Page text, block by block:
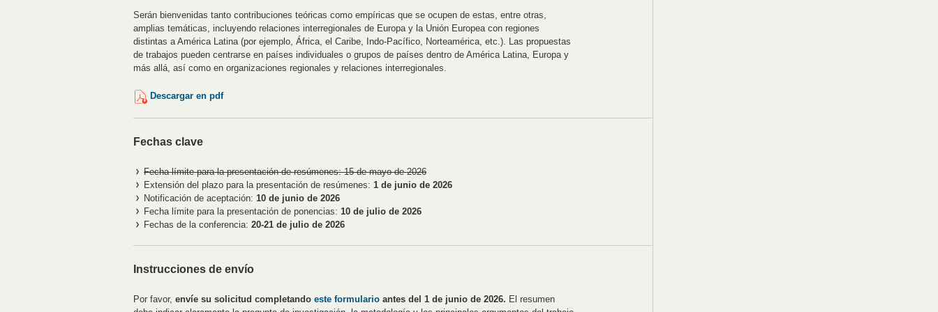
Serán bienvenidas tanto contribuciones teóricas como empíricas que se ocupen de estas, entre otras,
amplias temáticas, incluyendo relaciones interregionales de Europa y la Unión Europea con regiones
distintas a América Latina (por ejemplo, África, el Caribe, Indo-Pacífico, Norteamérica, etc.). Las propuestas
de trabajos pueden centrarse en países individuales o grupos de países dentro de América Latina, Europa y
más allá, así como en organizaciones regionales y relaciones interregionales.
Descargar en pdf
Fechas clave
Fecha límite para la presentación de resúmenes: 15 de mayo de 2026
Extensión del plazo para la presentación de resúmenes: 1 de junio de 2026
Notificación de aceptación: 10 de junio de 2026
Fecha límite para la presentación de ponencias: 10 de julio de 2026
Fechas de la conferencia: 20-21 de julio de 2026
Instrucciones de envío
Por favor, envíe su solicitud completando este formulario antes del 1 de junio de 2026. El resumen